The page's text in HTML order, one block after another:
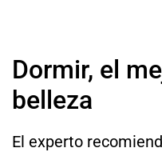
Dormir, el
belleza
El experto